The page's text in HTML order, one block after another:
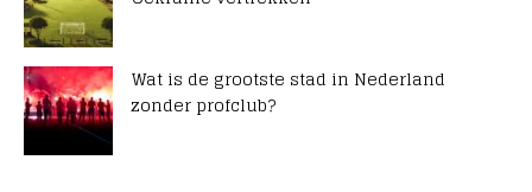
Wat is de grootste stad in Nederland
zonder profclub?